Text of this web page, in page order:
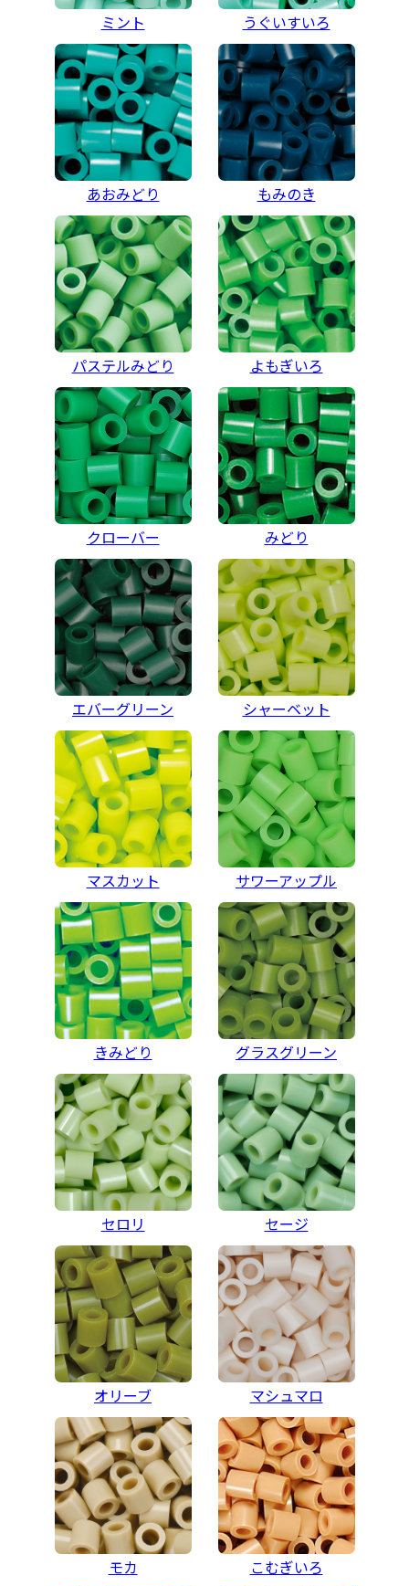
ミント うぐいすいろ
あおみどり もみのき
パステルみどり よもぎいろ
クローバー みどり
エバーグリーン シャーベット
マスカット サワーアップル
きみどり グラスグリーン
セロリ セージ
オリーブ マシュマロ
モカ こむぎいろ